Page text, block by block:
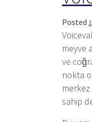
Posted
meyve
ve
nokta
sahip